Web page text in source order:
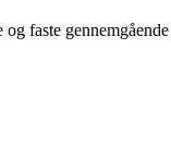
faste gennemgående